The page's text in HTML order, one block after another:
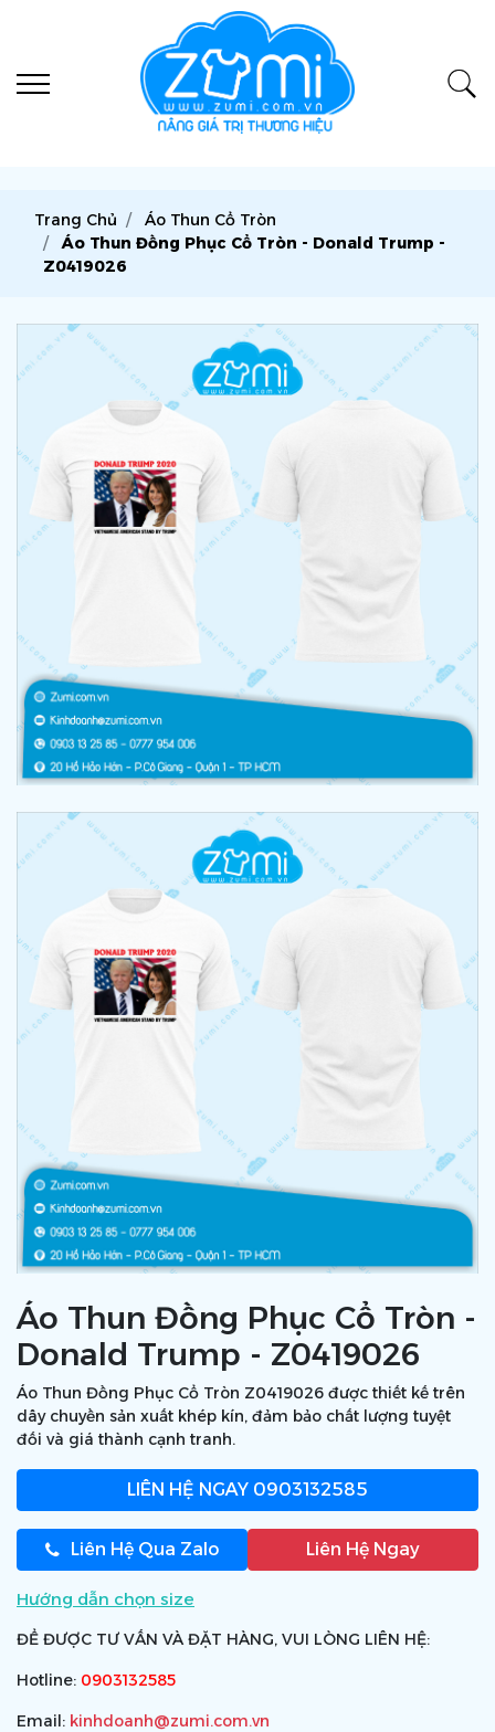
Trang Chủ
Áo Thun Cổ Tròn
Áo Thun Đồng Phục Cổ Tròn - Donald Trump -
Z0419026
Áo Thun Đồng Phục Cổ Tròn -
Donald Trump - Z0419026
Áo Thun Đồng Phục Cổ Tròn Z0419026 được thiết kế trên
dây chuyền sản xuất khép kín, đảm bảo chất lượng tuyệt
đối và giá thành cạnh tranh.
LIÊN HỆ NGAY 0903132585
Liên Hệ Qua Zalo Liên Hệ Ngay
Hướng dẫn chọn size
ĐỂ ĐƯỢC TƯ VẤN VÀ ĐẶT HÀNG, VUI LÒNG LIÊN HỆ:
Hotline: 0903132585
Email: kinhdoanh@zumi.com.vn